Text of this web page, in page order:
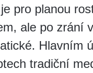
pro planou
ale po zrání
Hlavním
tradiční